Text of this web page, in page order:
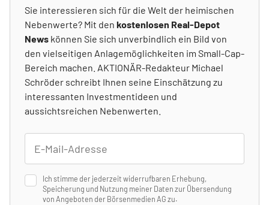
Sie interessieren sich für die Welt der heimischen
Nebenwerte? Mit den kostenlosen Real-Depot
News können Sie sich unverbindlich ein Bild von
den vielseitigen Anlagemöglichkeiten im Small-Cap-
Bereich machen. AKTIONÄR-Redakteur Michael
Schröder schreibt Ihnen seine Einschätzung zu
interessanten Investmentideen und
aussichtsreichen Nebenwerten.
Ich stimme der jederzeit widerrufbaren Erhebung,
Speicherung und Nutzung meiner Daten zur Übersendung
von Angeboten der Börsenmedien AG zu.